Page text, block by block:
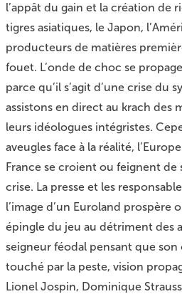
l’appât du gain et la création de
tigres asiatiques, le Japon,
producteurs de matières
fouet. L’onde de choc se
parce qu’il s’agit d’une crise du
assistons en direct au krach des
leurs idéologues intégristes.
aveugles face à la réalité,
France se croient ou feignent de
crise. La presse et les
l’image d’un Euroland prospère
épingle du jeu au détriment des
seigneur féodal pensant que son
touché par la peste, vision
Lionel Jospin, Dominique